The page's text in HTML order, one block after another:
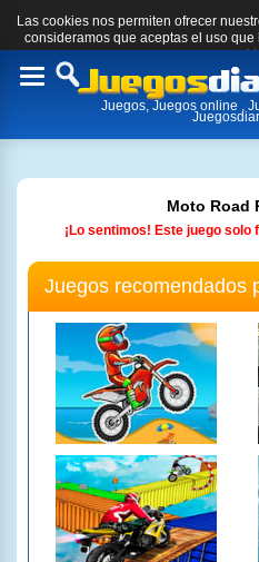
Las cookies nos permiten ofrecer
consideramos que aceptas el uso
Toggle
Juegos, Juegos online ,
Moto Road
¡Lo sentimos! Este juego
Juegos recomendados